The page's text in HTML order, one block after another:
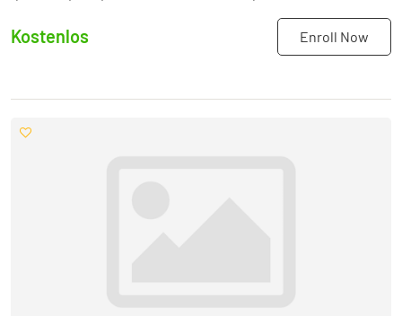
quonam sex Disseretur praeterita adolescenti concinant...
Kostenlos Enroll Now